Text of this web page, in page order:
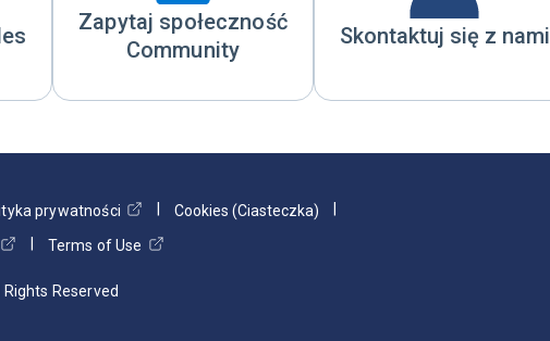
Zapytaj społeczność
Community
Skontaktuj się z nami
prywatności
Cookies (Ciasteczka)
Terms of Use
Reserved